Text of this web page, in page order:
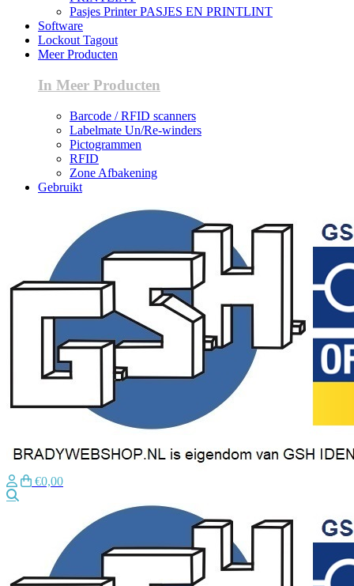
Pasjes Printer PASJES EN PRINTLINT
Software
Lockout Tagout
Meer Producten
In Meer Producten
Barcode / RFID scanners
Labelmate Un/Re-winders
Pictogrammen
RFID
Zone Afbakening
Gebruikt
€0,00